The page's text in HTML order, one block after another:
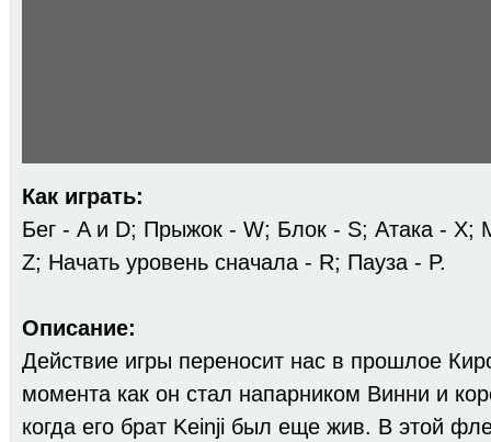
Как играть:
Бег - A и D; Прыжок - W; Блок - S; Атака - X;
Z; Начать уровень сначала - R; Пауза - P.
Описание:
Действие игры переносит нас в прошлое
момента как он стал напарником Винни и
когда его брат Keinji был еще жив. В этой